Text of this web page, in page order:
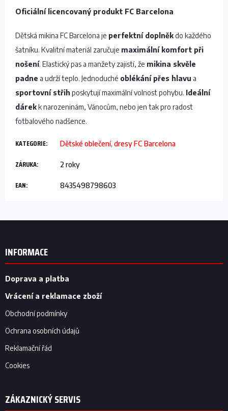
Oficiální licencovaný produkt FC Barcelona
Dětská mikina FC Barcelona je perfektní doplněkdo každého
šatníku. Kvalitní materiál zaručuje maximální komfort při
nošení. Elastický pas a manžety zajistí, že mikina skvěle
padne a udrží teplo. Jednoduché oblékání přes hlavu a
sportovní střih poskytují maximální volnost pohybu. Ideální
dárekk narozeninám, Vánocům, nebo jen tak pro radost
fotbalového nadšence.
KATEGORIE: Dětské oblečení, dresy FC Barcelona
ZÁRUKA: 2 roky
EAN: 8435498798603
Z
INFORMACE
Doprava a platba
Vrácení a reklamace zboží
Obchodní podmínky
Ochrana osobních údajů
Reklamační řád
Cookies